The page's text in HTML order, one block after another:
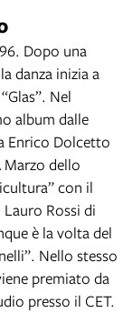
Dopo una
danza inizia a
Nel
album dalle
Enrico Dolcetto
dello
con il
Rossi di
è la volta del
Nello stesso
premiato da
presso il CET.